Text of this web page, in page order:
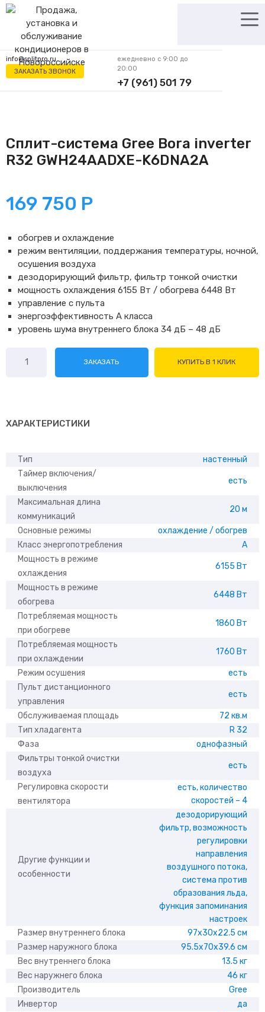
Перейти
содержимому
info@splitpro.ru
ЗАКАЗАТЬ ЗВОНОК
ежедневно с 9:00 до
20:00
+7 (961) 501 79
62
Сплит-система Gree Bora inverter
R32 GWH24AADXE-K6DNA2A
169 750 Р
обогрев и охлаждение
режим вентиляции, поддержания температуры, ночной,
осушения воздуха
дезодорирующий фильтр, фильтр тонкой очистки
мощность охлаждения 6155 Вт / обогрева 6448 Вт
управление с пульта
энергоэффективность A класса
уровень шума внутреннего блока 34 дБ – 48 дБ
товара
R32
ЗАКАЗАТЬ КУПИТЬ В 1 КЛИК
ХАРАКТЕРИСТИКИ
Тип
настенный
Таймер включения/
выключения
есть
Максимальная длина
коммуникаций
20 м
Основные режимы
охлаждение / обогрев
Класс энергопотребления
A
Мощность в режиме
охлаждения
6155 Вт
Мощность в режиме
обогрева
6448 Вт
Потребляемая мощность
при обогреве
1860 Вт
Потребляемая мощность
при охлаждении
1760 Вт
Режим осушения
есть
Пульт дистанционного
управления
есть
Обслуживаемая площадь
72 кв.м
Тип хладагента
R 32
Фаза
однофазный
Фильтры тонкой очистки
воздуха
есть
Регулировка скорости
вентилятора
есть, количество
скоростей – 4
Другие функции и
особенности
дезодорирующий
фильтр, возможность
регулировки
направления
воздушного потока,
система против
образования льда,
функция запоминания
настроек
Размер внутреннего блока
97x30x22.5 см
Размер наружного блока
95.5x70x39.6 см
Вес внутреннего блока
13.5 кг
Вес наружнего блока
46 кг
Производитель
Gree
Инвертор
да